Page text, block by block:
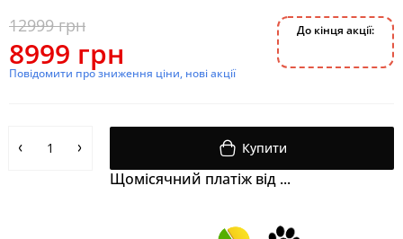
12999 грн
8999 грн
Повідомити про зниження ціни, нові акції
До кінця акції:
Купити
Щомісячний платіж від ...